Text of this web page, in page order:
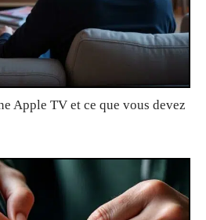
Apple TV et ce que vous devez